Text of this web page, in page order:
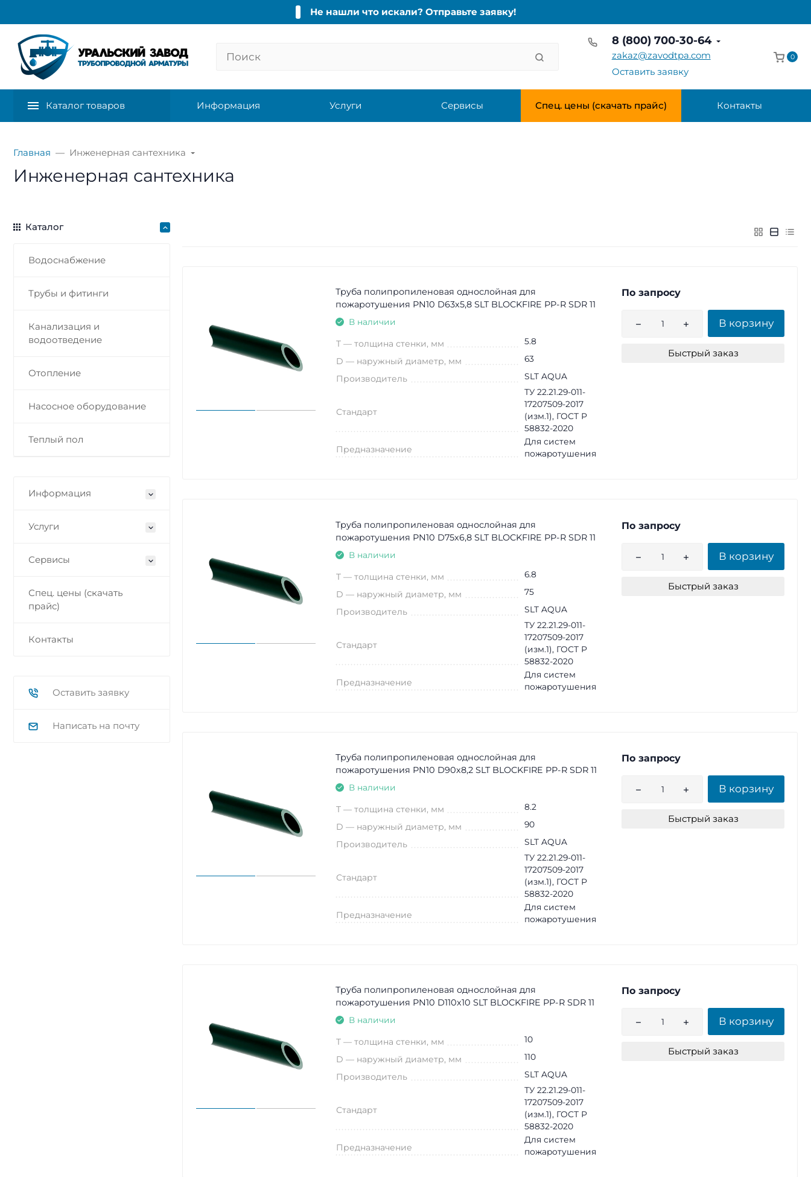
Не нашли что искали? Отправьте заявку!
8 (800) 700-30-64
zakaz@zavodtpa.com
Оставить заявку
0
Каталог товаров Информация Услуги Сервисы Спец. цены (скачать прайс) Контакты
Главная Инженерная сантехника
Инженерная сантехника
Каталог
Водоснабжение
Трубы и фитинги
Канализация и
водоотведение
Отопление
Насосное оборудование
Теплый пол
Информация
Услуги
Сервисы
Спец. цены (скачать
прайс)
Контакты
Оставить заявку
Написать на почту
Труба полипропиленовая однослойная для
пожаротушения PN10 D63х5,8 SLT BLOCKFIRE PP-R SDR 11
В наличии
T — толщина стенки, мм 5.8
D — наружный диаметр, мм 63
Производитель SLT AQUA
Стандарт
ТУ 22.21.29-011-
17207509-2017
(изм.1), ГОСТ Р
58832-2020
Предназначение
Для систем
пожаротушения
По запросу
В корзину
Быстрый заказ
Труба полипропиленовая однослойная для
пожаротушения PN10 D75х6,8 SLT BLOCKFIRE PP-R SDR 11
В наличии
T — толщина стенки, мм 6.8
D — наружный диаметр, мм 75
Производитель SLT AQUA
Стандарт
ТУ 22.21.29-011-
17207509-2017
(изм.1), ГОСТ Р
58832-2020
Предназначение
Для систем
пожаротушения
По запросу
В корзину
Быстрый заказ
Труба полипропиленовая однослойная для
пожаротушения PN10 D90х8,2 SLT BLOCKFIRE PP-R SDR 11
В наличии
T — толщина стенки, мм 8.2
D — наружный диаметр, мм 90
Производитель SLT AQUA
Стандарт
ТУ 22.21.29-011-
17207509-2017
(изм.1), ГОСТ Р
58832-2020
Предназначение
Для систем
пожаротушения
По запросу
В корзину
Быстрый заказ
Труба полипропиленовая однослойная для
пожаротушения PN10 D110х10 SLT BLOCKFIRE PP-R SDR 11
В наличии
T — толщина стенки, мм 10
D — наружный диаметр, мм 110
Производитель SLT AQUA
Стандарт
ТУ 22.21.29-011-
17207509-2017
(изм.1), ГОСТ Р
58832-2020
Предназначение
Для систем
пожаротушения
По запросу
В корзину
Быстрый заказ